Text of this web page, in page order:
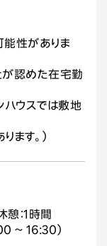
性がありま
認めた在宅勤
ハウスでは敷地
ます。）
：1時間
~ 16:30）